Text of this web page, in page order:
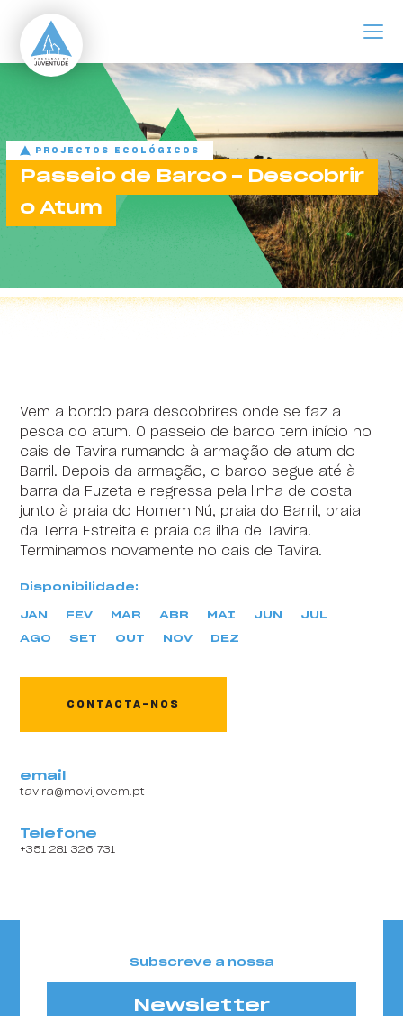
Passeio de Barco - Descobrir o Atum
PROJECTOS ECOLÓGICOS
Passeio de Barco - Descobrir
o Atum
Content block
Vem a bordo para descobrires onde se faz a
pesca do atum. O passeio de barco tem início no
cais de Tavira rumando à armação de atum do
Barril. Depois da armação, o barco segue até à
barra da Fuzeta e regressa pela linha de costa
junto à praia do Homem Nú, praia do Barril, praia
da Terra Estreita e praia da ilha de Tavira.
Terminamos novamente no cais de Tavira.
Disponibilidade:
JAN FEV MAR ABR MAI JUN JUL
AGO SET OUT NOV DEZ
CONTACTA-NOS
email
tavira@movijovem.pt
Telefone
+351 281 326 731
Subscreve a nossa
Newsletter